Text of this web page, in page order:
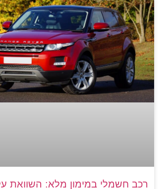
רכב חשמלי במימון מלא: השוואת